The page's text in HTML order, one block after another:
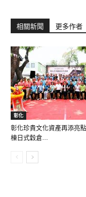
相關新聞 更多作者
彰化
彰化珍貴文化資產再添亮
棟日式穀倉...